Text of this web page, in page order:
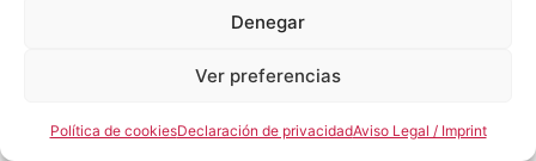
Denegar
Ver preferencias
Política de cookiesDeclaración de privacidadAviso Legal / Imprint